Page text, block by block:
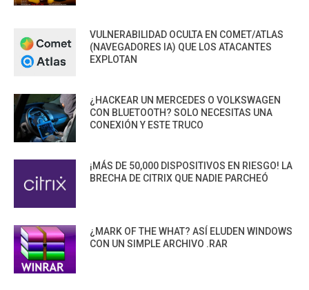
VULNERABILIDAD OCULTA EN COMET/ATLAS
(NAVEGADORES IA) QUE LOS ATACANTES
EXPLOTAN
¿HACKEAR UN MERCEDES O VOLKSWAGEN
CON BLUETOOTH? SOLO NECESITAS UNA
CONEXIÓN Y ESTE TRUCO
¡MÁS DE 50,000 DISPOSITIVOS EN RIESGO! LA
BRECHA DE CITRIX QUE NADIE PARCHEÓ
¿MARK OF THE WHAT? ASÍ ELUDEN WINDOWS
CON UN SIMPLE ARCHIVO .RAR